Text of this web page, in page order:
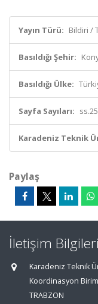
Yayın Türü: Bildiri /
Basıldığı Şehir:
Basıldığı Ülke:
Sayfa Sayıları:
Karadeniz Teknik
Paylaş
İletişim Bilgileri
Karadeniz Teknik
Koordinasyon
TRABZON